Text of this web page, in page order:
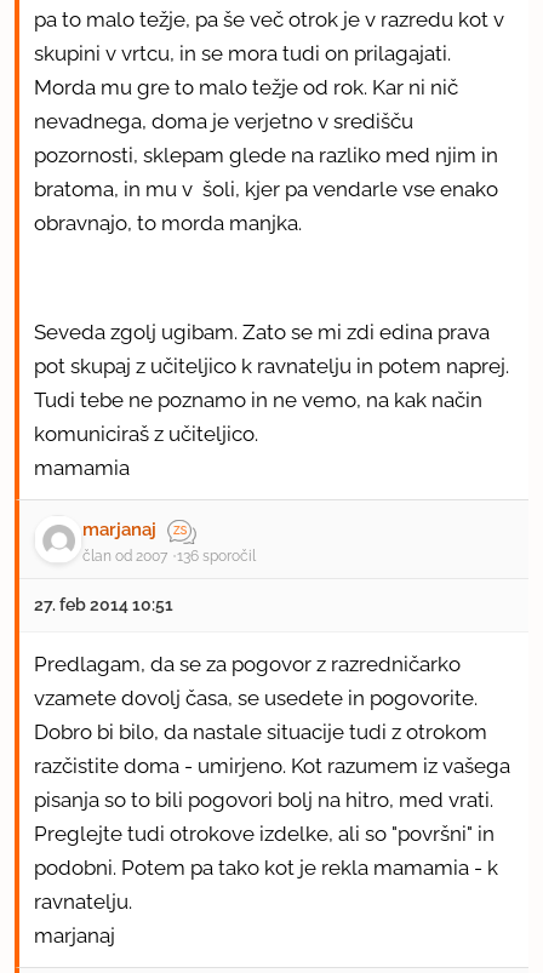
pa to malo težje, pa še več otrok je v razredu kot v
skupini v vrtcu, in se mora tudi on prilagajati.
Morda mu gre to malo težje od rok. Kar ni nič
nevadnega, doma je verjetno v središču
pozornosti, sklepam glede na razliko med njim in
bratoma, in mu v šoli, kjer pa vendarle vse enako
obravnajo, to morda manjka.
Seveda zgolj ugibam. Zato se mi zdi edina prava
pot skupaj z učiteljico k ravnatelju in potem naprej.
Tudi tebe ne poznamo in ne vemo, na kak način
komuniciraš z učiteljico.
mamamia
marjanaj
član od 2007 136 sporočil
27. feb 2014 10:51
Predlagam, da se za pogovor z razredničarko
vzamete dovolj časa, se usedete in pogovorite.
Dobro bi bilo, da nastale situacije tudi z otrokom
razčistite doma - umirjeno. Kot razumem iz vašega
pisanja so to bili pogovori bolj na hitro, med vrati.
Preglejte tudi otrokove izdelke, ali so "površni" in
podobni. Potem pa tako kot je rekla mamamia - k
ravnatelju.
marjanaj